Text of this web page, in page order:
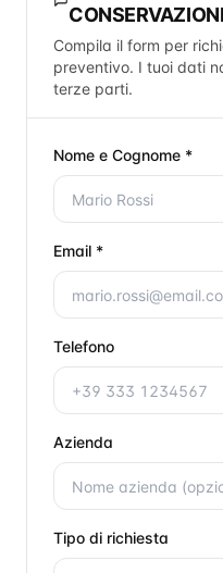
Compila il form per
preventivo. I tuoi dati
terze parti.
Nome e Cognome *
Email *
Telefono
Azienda
Tipo di richiesta